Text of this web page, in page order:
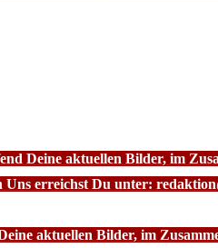
Deine aktuellen Bilder, im
erreichst Du unter:
aktuellen Bilder, im